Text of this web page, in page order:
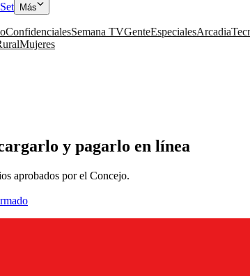
Más
ConfidencialesSemana TVGenteEspecialesArcadia
Mujeres
y pagarlo en línea
aprobados por el Concejo.